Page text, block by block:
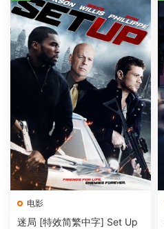
电影
迷局 [特效简繁中字] Set Up